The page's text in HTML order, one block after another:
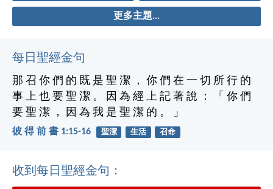
更多主題...
每日聖經金句
那 召 你 們 的 既 是 聖 潔 ， 你 們 在 一 切 所 行 的
事 上 也 要 聖 潔 。 因 為 經 上 記 著 說 ： 「 你 們
要 聖 潔 ， 因 為 我 是 聖 潔 的 。 」
彼 得 前 書 1:15-16 聖潔 生活 召命
收到每日聖經金句：